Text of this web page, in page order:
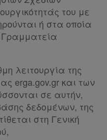
του με
ή στα οποία
Γραμματεία
λειτουργία της
erga.gov.gr και των
σε αυτήν,
δεδομένων, της
στη Γενική